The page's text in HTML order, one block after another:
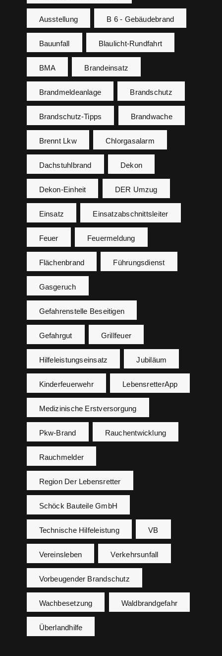
Ausstellung B 6 - Gebäudebrand
Bauunfall Blaulicht-Rundfahrt
BMA Brandeinsatz
Brandmeldeanlage Brandschutz
Brandschutz-Tipps Brandwache
Brennt Lkw Chlorgasalarm
Dachstuhlbrand Dekon
Dekon-Einheit DER Umzug
Einsatz Einsatzabschnittsleiter
Feuer Feuermeldung
Flächenbrand Führungsdienst
Gasgeruch
Gefahrenstelle Beseitigen
Gefahrgut Grillfeuer
Hilfeleistungseinsatz Jubiläum
Kinderfeuerwehr LebensretterApp
Medizinische Erstversorgung
Pkw-Brand Rauchentwicklung
Rauchmelder
Region Der Lebensretter
Schöck Bauteile GmbH
Technische Hilfeleistung VB
Vereinsleben Verkehrsunfall
Vorbeugender Brandschutz
Wachbesetzung Waldbrandgefahr
Überlandhilfe